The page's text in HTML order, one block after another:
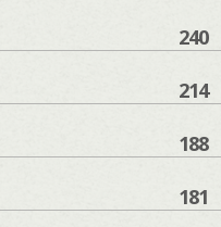
240
214
188
181